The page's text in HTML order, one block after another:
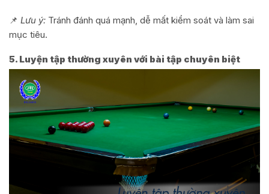
📌 Lưu ý: Tránh đánh quá mạnh, dễ mất kiểm soát và làm sai
mục tiêu.
5. Luyện tập thường xuyên với bài tập chuyên biệt